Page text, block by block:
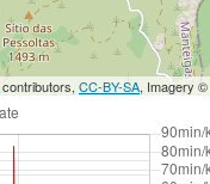
contributors, CC-BY-SA, Imagery ©